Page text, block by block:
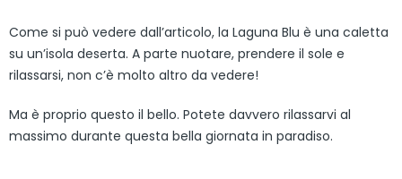
Come si può vedere dall’articolo, la Laguna Blu è una caletta
su un’isola deserta. A parte nuotare, prendere il sole e
rilassarsi, non c’è molto altro da vedere!
Ma è proprio questo il bello. Potete davvero rilassarvi al
massimo durante questa bella giornata in paradiso.